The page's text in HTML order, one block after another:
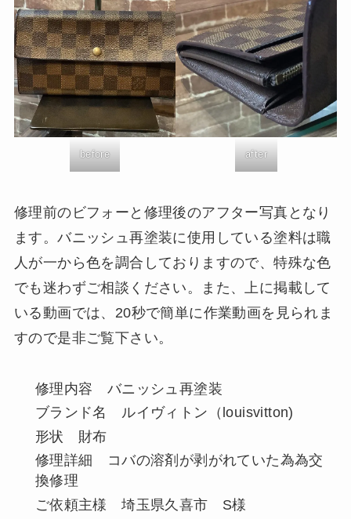
before after
修理前のビフォーと修理後のアフター写真となり
ます。バニッシュ再塗装に使用している塗料は職
人が一から色を調合しておりますので、特殊な色
でも迷わずご相談ください。また、上に掲載して
いる動画では、20秒で簡単に作業動画を見られま
すので是非ご覧下さい。
修理内容 バニッシュ再塗装
ブランド名 ルイヴィトン（louisvitton)
形状 財布
修理詳細 コバの溶剤が剥がれていた為為交
換修理
ご依頼主様 埼玉県久喜市 S様